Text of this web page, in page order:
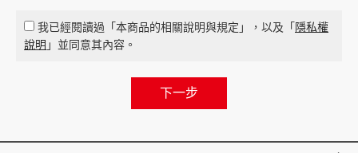
我已經閱讀過「本商品的相關說明與規定」，以及「 隱私權
說明 」並同意其內容。